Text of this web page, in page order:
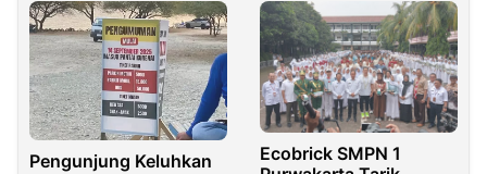
Pengunjung Keluhkan
Ecobrick SMPN 1